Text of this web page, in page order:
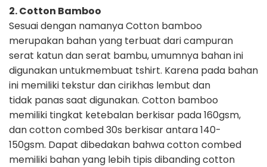
2. Cotton Bamboo
Sesuai dengan namanya Cotton bamboo
merupakan bahan yang terbuat daricampuran
serat katun dan serat bambu, umumnya bahan ini
digunakan untukmembuat tshirt. Karena pada bahan
ini memiliki tekstur dan cirikhas lembut dan
tidak panas saat digunakan. Cotton bamboo
memiliki tingkat ketebalan berkisar pada 160gsm,
dan cotton combed 30s berkisar antara 140-
150gsm. Dapat dibedakan bahwa cotton combed
memiliki bahan yang lebih tipis dibandingcotton